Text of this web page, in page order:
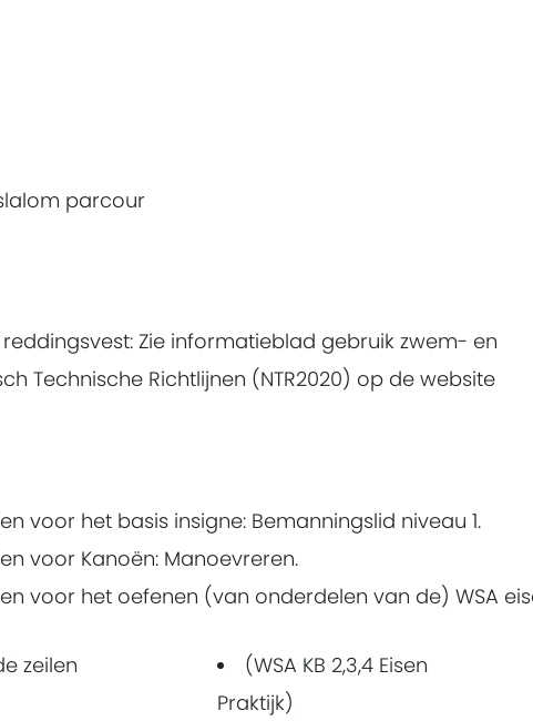
parcour
Zie informatieblad gebruik zwem- en
Technische Richtlijnen (NTR2020) op de website
voor het basis insigne: Bemanningslid niveau 1.
voor Kanoën: Manoevreren.
voor het oefenen (van onderdelen van de) WSA
zeilen
(WSA KB 2,3,4 Eisen
Praktijk)